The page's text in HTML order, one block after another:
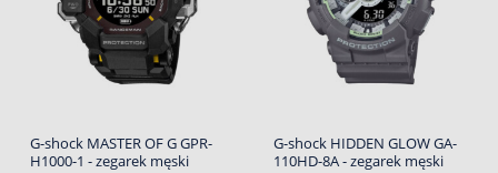
G-shock MASTER OF G GPR-
H1000-1 - zegarek męski
G-shock HIDDEN GLOW GA-
110HD-8A - zegarek męski